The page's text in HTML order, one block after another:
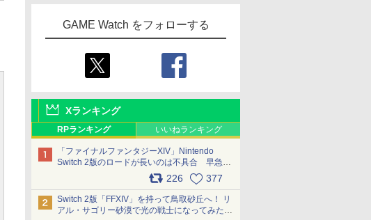
GAME Watch をフォローする
Xランキング
RPランキング いいねランキング
「ファイナルファンタジーXIV」Nintendo
Switch 2版のロードが長いのは不具合 早急に
アップデートできるよう対応中226 377
Switch 2版「FFXIV」を持って鳥取砂丘へ！ リ
アル・サゴリー砂漠で光の戦士になってみた